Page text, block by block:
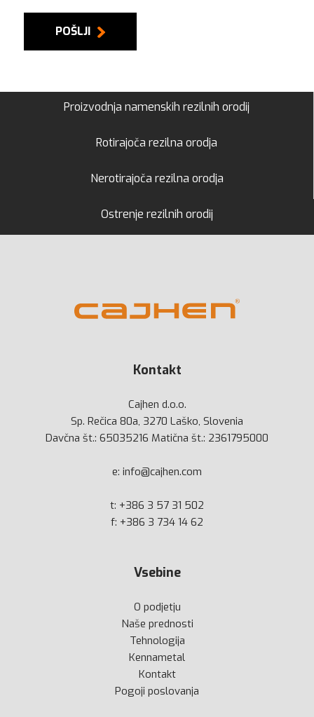
POŠLJI
Proizvodnja namenskih rezilnih orodij
Rotirajoča rezilna orodja
Nerotirajoča rezilna orodja
Ostrenje rezilnih orodij
Kontakt
Cajhen d.o.o.
Sp. Rečica 80a, 3270 Laško, Slovenia
Davčna št.: 65035216 Matična št.: 2361795000
e: info@cajhen.com
t: +386 3 57 31 502
f: +386 3 734 14 62
Vsebine
O podjetju
Naše prednosti
Tehnologija
Kennametal
Kontakt
Pogoji poslovanja